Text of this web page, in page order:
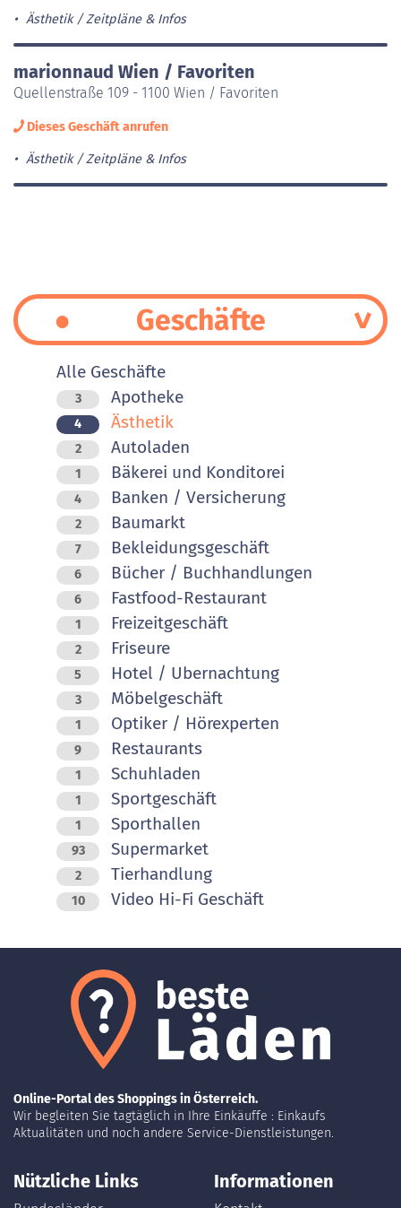
Ästhetik Zeitpläne & Infos
marionnaud Wien / Favoriten
Quellenstraße 109 - 1100 Wien / Favoriten
Dieses Geschäft anrufen
Ästhetik Zeitpläne & Infos
Geschäfte
Alle Geschäfte
3 Apotheke
4 Ästhetik
2 Autoladen
1 Bäkerei und Konditorei
4 Banken / Versicherung
2 Baumarkt
7 Bekleidungsgeschäft
6 Bücher / Buchhandlungen
6 Fastfood-Restaurant
1 Freizeitgeschäft
2 Friseure
5 Hotel / Ubernachtung
3 Möbelgeschäft
1 Optiker / Hörexperten
9 Restaurants
1 Schuhladen
1 Sportgeschäft
1 Sporthallen
93 Supermarket
2 Tierhandlung
10 Video Hi-Fi Geschäft
Online-Portal des Shoppings in Österreich.
Wir begleiten Sie tagtäglich in Ihre Einkäuffe : Einkaufs
Aktualitäten und noch andere Service-Dienstleistungen.
Nützliche Links Informationen